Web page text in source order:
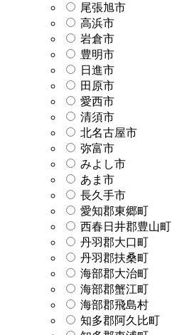
尾張旭市
高浜市
岩倉市
豊明市
日進市
田原市
愛西市
清須市
北名古屋市
弥富市
みよし市
あま市
長久手市
愛知郡東郷町
西春日井郡豊山町
丹羽郡大口町
丹羽郡扶桑町
海部郡大治町
海部郡蟹江町
海部郡飛島村
知多郡阿久比町